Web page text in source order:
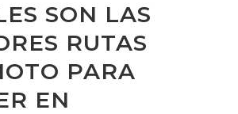
SON LAS
RUTAS
PARA
EN